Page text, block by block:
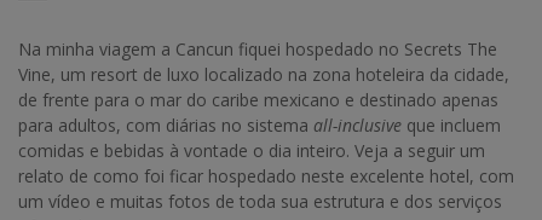
Na minha viagem a Cancun fiquei hospedado no Secrets The
Vine, um resort de luxo localizado na zona hoteleira da cidade,
de frente para o mar do caribe mexicano e destinado apenas
para adultos, com diárias no sistema all-inclusive que incluem
comidas e bebidas à vontade o dia inteiro. Veja a seguir um
relato de como foi ficar hospedado neste excelente hotel, com
um vídeo e muitas fotos de toda sua estrutura e dos serviços